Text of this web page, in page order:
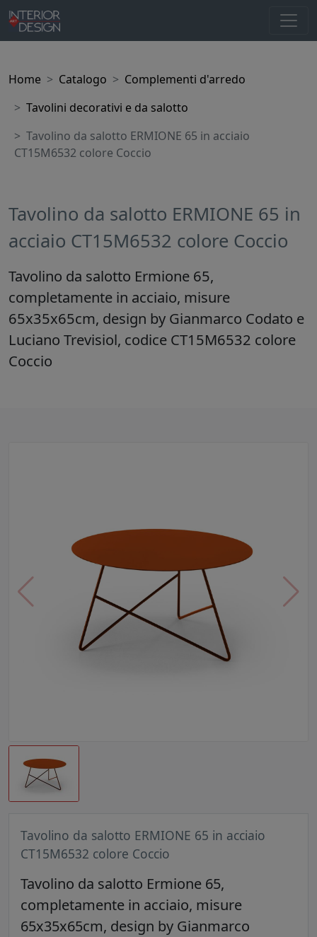
Home Catalogo
Complementi d'arredo
Tavolini decorativi e da salotto
Tavolino da salotto ERMIONE 65 in acciaio
CT15M6532 colore Coccio
Tavolino da salotto ERMIONE 65 in
acciaio CT15M6532 colore Coccio
Tavolino da salotto Ermione 65,
completamente in acciaio, misure
65x35x65cm, design by Gianmarco Codato e
Luciano Trevisiol, codice CT15M6532 colore
Coccio
Tavolino da salotto ERMIONE 65 in acciaio
CT15M6532 colore Coccio
Tavolino da salotto Ermione 65,
completamente in acciaio, misure
65x35x65cm, design by Gianmarco